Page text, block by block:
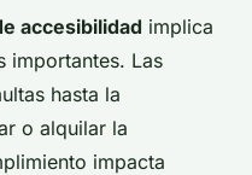
accesibilidad implica
importantes. Las
hasta la
o alquilar la
impacta